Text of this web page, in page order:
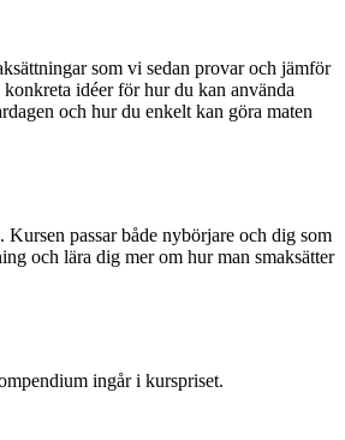
som vi sedan provar och jämför
idéer för hur du kan använda
och hur du enkelt kan göra maten
passar både nybörjare och dig som
och lära dig mer om hur man smaksätter
ingår i kurspriset.